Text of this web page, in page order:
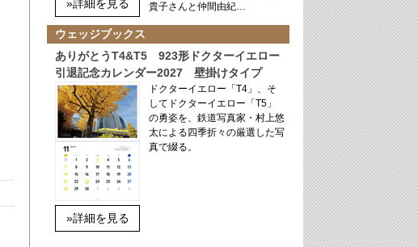
»詳細を見る
貴子さんと仲間由紀…
ウェッジブックス
ありがとうT4&T5 923形ドクターイエロー
引退記念カレンダー2027 壁掛けタイプ
»詳細を見る
ドクターイエロー「T4」、そ
してドクターイエロー「T5」
の勇姿を、鉄道写真家・村上悠
太による四季折々の厳選した写
真で綴る。